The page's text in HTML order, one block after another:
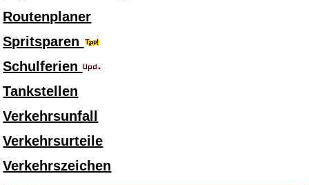
Routenplaner
Spritsparen
Schulferien
Tankstellen
Verkehrsunfall
Verkehrsurteile
Verkehrszeichen